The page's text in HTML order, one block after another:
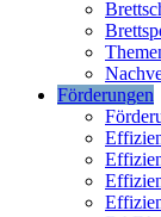
Förderungen